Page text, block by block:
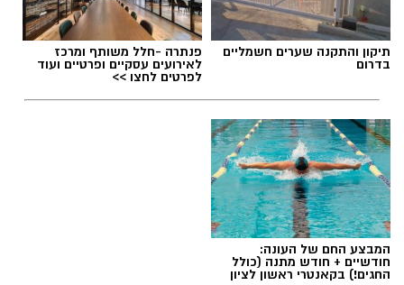
תגים:טיול
תיקון והתקנה שערים חשמליים
בדרום
פנתרה -חלל משותף ומרכז
לאירועים עסקיים ופרטיים ועוד
לפרטים לחצו >>
המבצע החם של העונה:
חודשיים + חודש מתנה (כולל
החגים!) בקאנטרי ראשון לציון